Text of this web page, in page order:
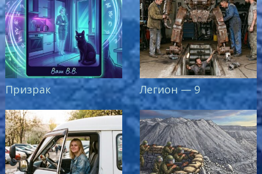
Призрак Легион — 9